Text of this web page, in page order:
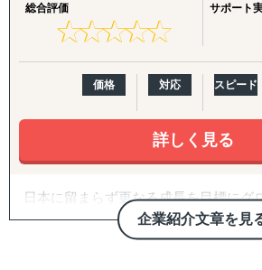
総合評価
★★★★★
★★★★★
サポート
価格 対応 スピード
詳しく見る
企業紹介文章を見
日本に留まらず更なる成長を目標にグ
ける日本企業にとって信頼のおける長
あり続けることが私たちの企業使命だ